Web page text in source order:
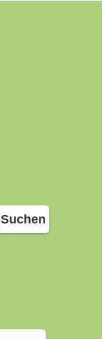
Suchen